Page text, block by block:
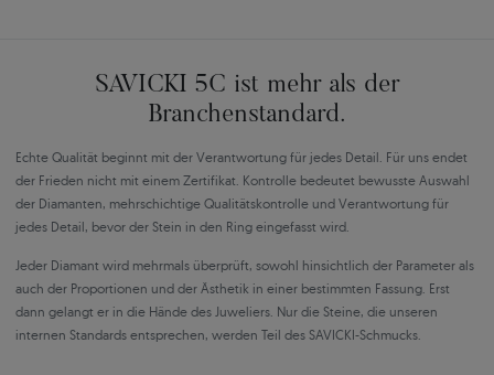
SAVICKI 5C ist mehr als der
Branchenstandard.
Echte Qualität beginnt mit der Verantwortung für jedes Detail. Für uns endet
der Frieden nicht mit einem Zertifikat. Kontrolle bedeutet bewusste Auswahl
der Diamanten, mehrschichtige Qualitätskontrolle und Verantwortung für
jedes Detail, bevor der Stein in den Ring eingefasst wird.
Jeder Diamant wird mehrmals überprüft, sowohl hinsichtlich der Parameter als
auch der Proportionen und der Ästhetik in einer bestimmten Fassung. Erst
dann gelangt er in die Hände des Juweliers. Nur die Steine, die unseren
internen Standards entsprechen, werden Teil des SAVICKI-Schmucks.